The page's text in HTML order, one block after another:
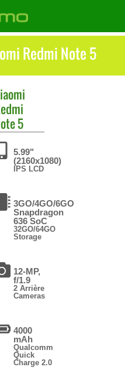
Redmi Note 5
5
5.99"
(2160x1080)
IPS LCD
3GO/4GO/6GO
Snapdragon
636 SoC
32GO/64GO
Storage
12-MP,
f/1.9
2 Arrière
Cameras
4000
mAh
Qualcomm
Quick
Charge 2.0